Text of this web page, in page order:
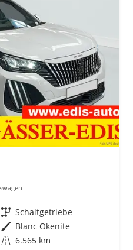
Getriebe Schaltgetriebe
Außenfarbe Blanc Okenite
Kilometerstand 6.565 km